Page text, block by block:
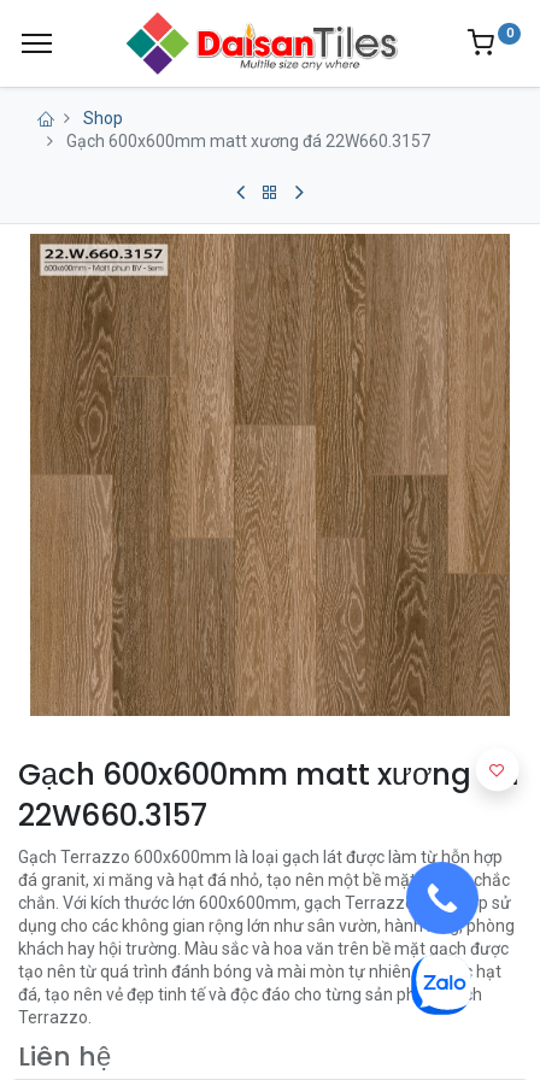
0
Shop
Gạch 600x600mm matt xương đá 22W660.3157
Gạch 600x600mm matt xương đá
22W660.3157
Gạch Terrazzo 600x600mm là loại gạch lát được làm từ hỗn hợp
đá granit, xi măng và hạt đá nhỏ, tạo nên một bề mặt mịn và chắc
chắn. Với kích thước lớn 600x600mm, gạch Terrazzo thích hợp sử
dụng cho các không gian rộng lớn như sân vườn, hành lang, phòng
khách hay hội trường. Màu sắc và hoa văn trên bề mặt gạch được
tạo nên từ quá trình đánh bóng và mài mòn tự nhiên của các hạt
đá, tạo nên vẻ đẹp tinh tế và độc đáo cho từng sản phẩm gạch
Terrazzo.
Liên hệ